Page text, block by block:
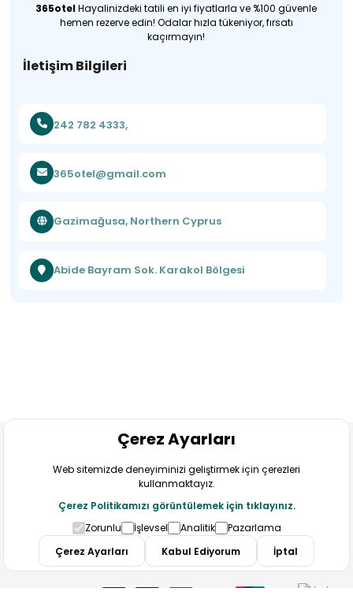
365otelHayalinizdeki tatili en iyi fiyatlarla ve %100 güvenle
hemen rezerve edin! Odalar hızla tükeniyor, fırsatı
kaçırmayın!
İletişim Bilgileri
242 782 4333,
365otel@gmail.com
Gazimağusa, Northern Cyprus
Abide Bayram Sok. Karakol Bölgesi
Bizi Takip Edin
Çerez Ayarları
Web sitemizde deneyiminizi geliştirmek için çerezleri
kullanmaktayız.
Çerez Politikamızı görüntülemek için tıklayınız.
Zorunlu
İşlevsel Analitik
Pazarlama
Çerez Ayarları
Kabul Ediyorum İptal